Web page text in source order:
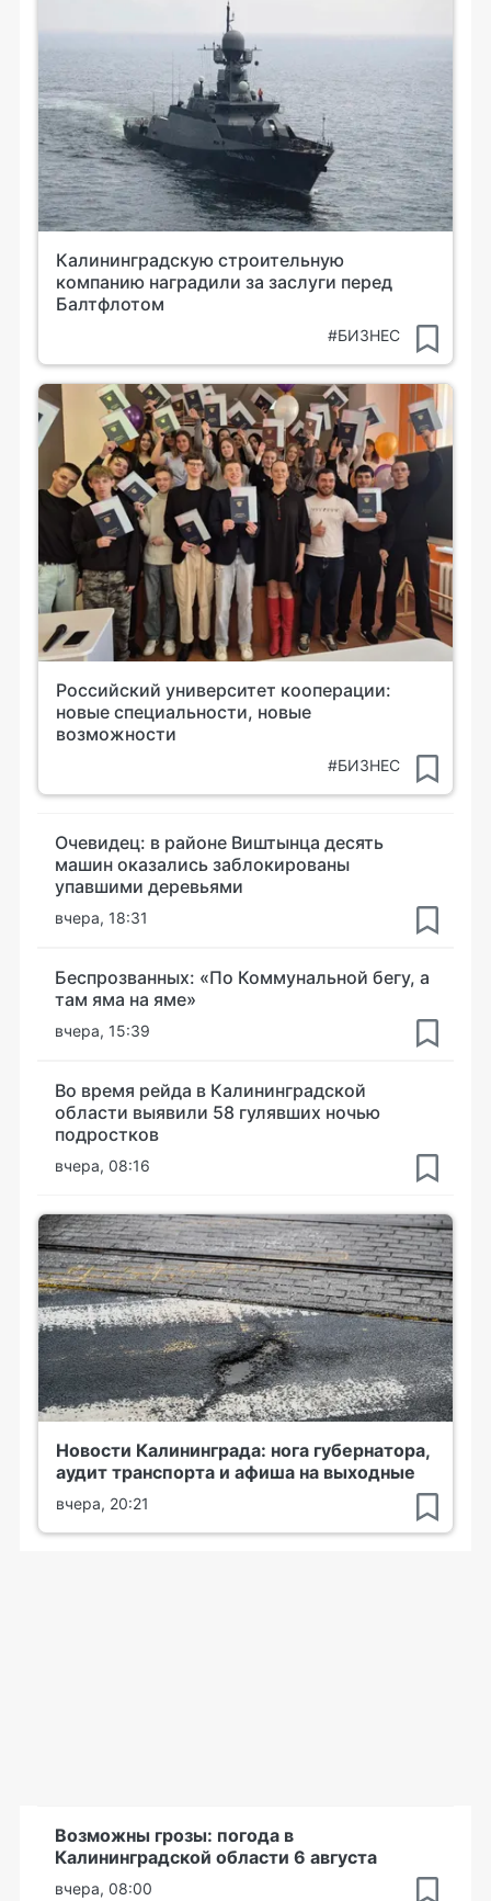
Калининградскую строительную
компанию наградили за заслуги перед
Балтфлотом
#БИЗНЕС
Российский университет кооперации:
новые специальности, новые
возможности
#БИЗНЕС
Очевидец: в районе Виштынца десять
машин оказались заблокированы
упавшими деревьями
вчера, 18:31
Беспрозванных: «По Коммунальной бегу, а
там яма на яме»
вчера, 15:39
Во время рейда в Калининградской
области выявили 58 гулявших ночью
подростков
вчера, 08:16
Новости Калининграда: нога губернатора,
аудит транспорта и афиша на выходные
вчера, 20:21
Возможны грозы: погода в
Калининградской области 6 августа
вчера, 08:00